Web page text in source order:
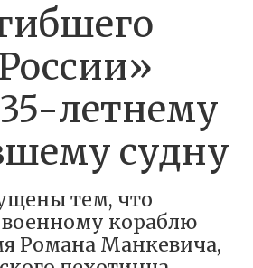
летнему
судну
тем, что
кораблю
Романа Манкевича,